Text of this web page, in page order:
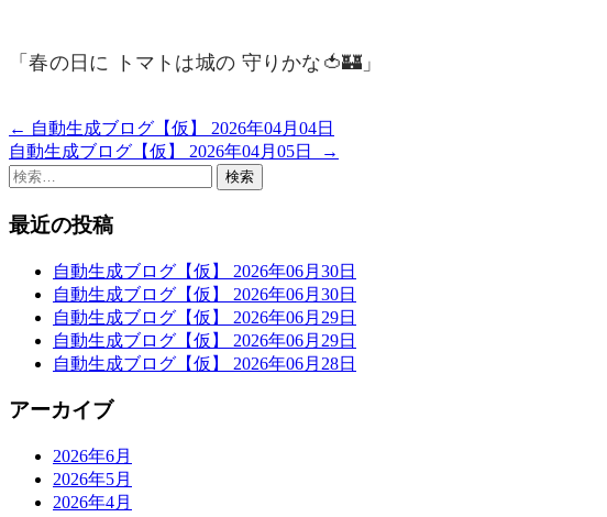
「春の日に トマトは城の 守りかな🍅🏰」
投
稿
ビ
ン
← 自動生成ブログ【仮】 2026年04月04日
自動生成ブログ【仮】 2026年04月05日
→
検
最近の投稿
自動生成ブログ【仮】 2026年06月30日
自動生成ブログ【仮】 2026年06月30日
自動生成ブログ【仮】 2026年06月29日
自動生成ブログ【仮】 2026年06月29日
自動生成ブログ【仮】 2026年06月28日
アーカイブ
2026年6月
2026年5月
2026年4月